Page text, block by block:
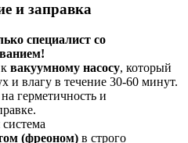
и заправка
специалист со
вакуумному насосу, который
и влагу в течение 30-60 минут.
герметичность и
(фреоном) в строго